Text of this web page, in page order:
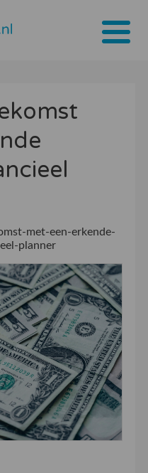
met-een-erkende-
planner